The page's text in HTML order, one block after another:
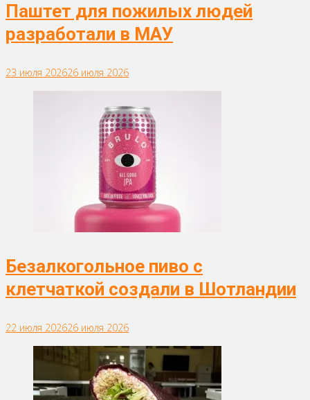
Паштет для пожилых людей
разработали в МАУ
23 июля 202626 июля 2026
Безалкогольное пиво с
клетчаткой создали в Шотландии
22 июля 202626 июля 2026